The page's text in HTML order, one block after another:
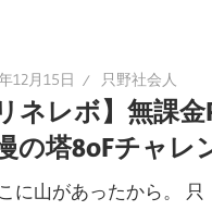
12月15日 只野社会人
リネレボ】無課
の塔80Fチャレ
に山があったから。 只